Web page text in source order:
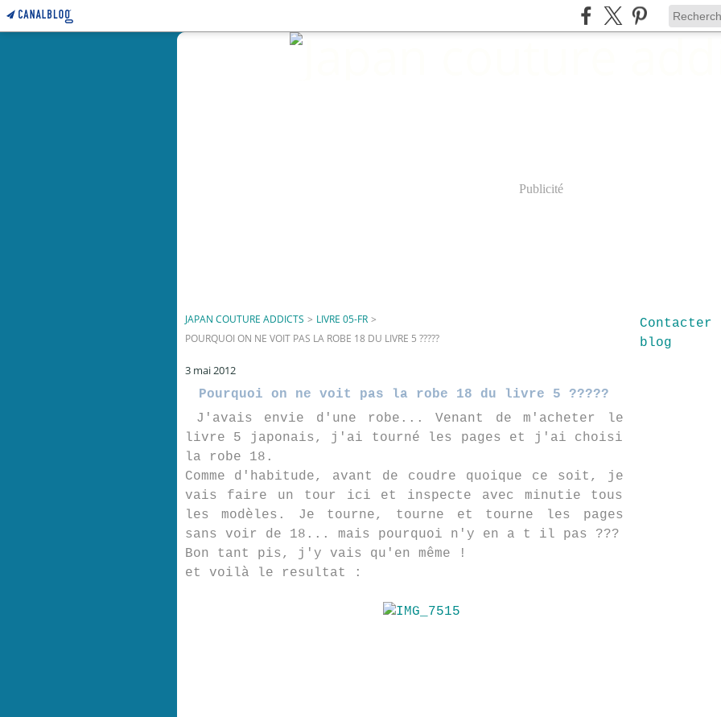
Publicité
JAPAN COUTURE ADDICTS > LIVRE 05-FR >
POURQUOI ON NE VOIT PAS LA ROBE 18 DU LIVRE 5 ?????
3 mai 2012
Pourquoi on ne voit pas la robe 18 du livre 5 ?????
J'avais envie d'une robe... Venant de m'acheter le
livre 5 japonais, j'ai tourné les pages et j'ai choisi
la robe 18.
Comme d'habitude, avant de coudre quoique ce soit, je
vais faire un tour ici et inspecte avec minutie tous
les modèles. Je tourne, tourne et tourne les pages
sans voir de 18... mais pourquoi n'y en a t il pas ???
Bon tant pis, j'y vais qu'en même !
et voilà le resultat :
blog